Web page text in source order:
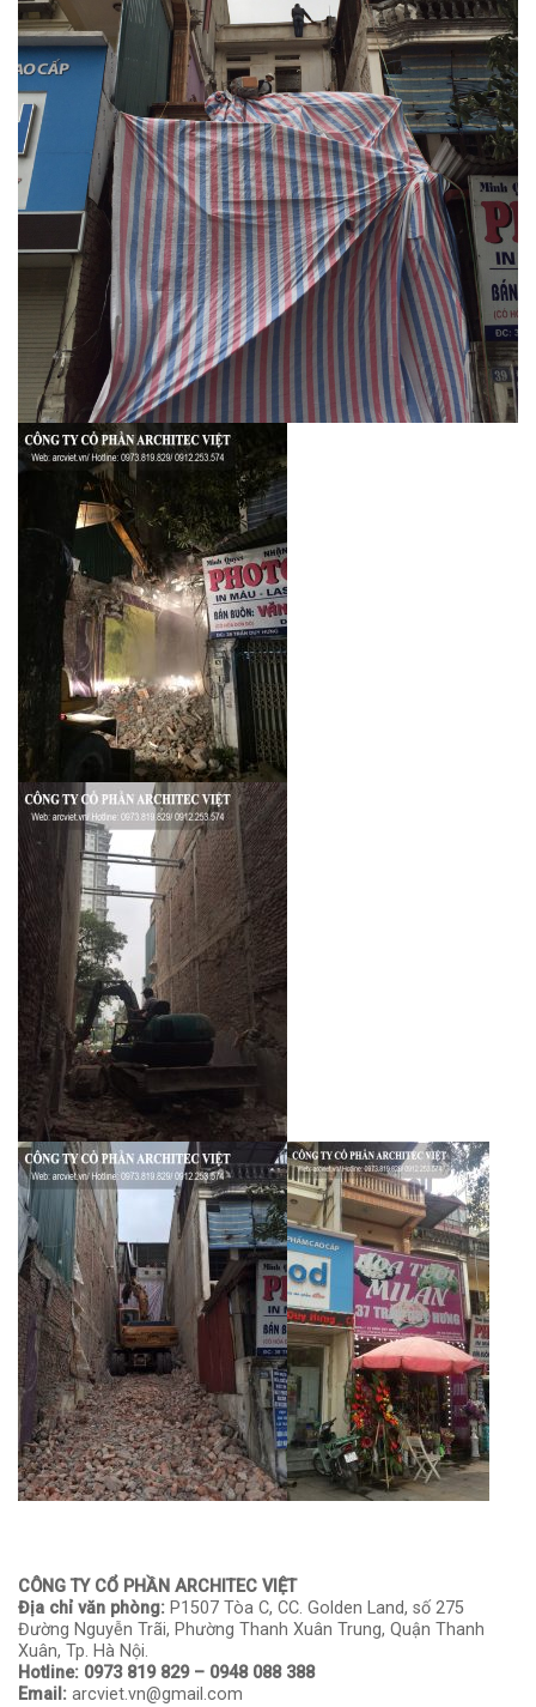
CÔNG TY CỔ PHẦN ARCHITEC VIỆT
Địa chỉ văn phòng: P1507 Tòa C, CC. Golden Land, số 275
Đường Nguyễn Trãi, Phường Thanh Xuân Trung, Quận Thanh
Xuân, Tp. Hà Nội.
Hotline: 0973 819 829 – 0948 088 388
Email: arcviet.vn@gmail.com